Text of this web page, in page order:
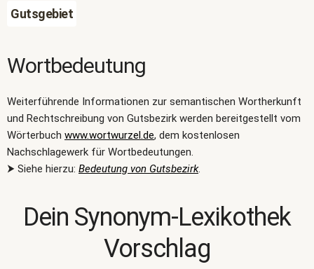
Gutsgebiet
Wortbedeutung
Weiterführende Informationen zur semantischen Wortherkunft
und Rechtschreibung von Gutsbezirk werden bereitgestellt vom
Wörterbuch www.wortwurzel.de, dem kostenlosen
Nachschlagewerk für Wortbedeutungen.
⮞ Siehe hierzu: Bedeutung von Gutsbezirk.
Dein Synonym-Lexikothek
Vorschlag